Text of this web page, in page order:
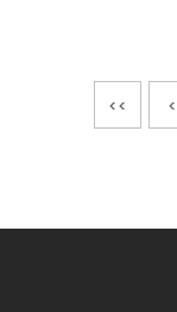
<< <